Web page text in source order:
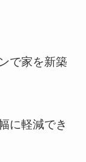
で家を新築
に軽減でき